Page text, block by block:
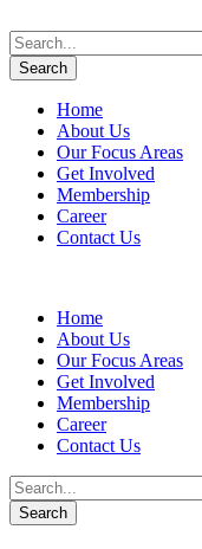
Home
About Us
Our Focus Areas
Get Involved
Membership
Career
Contact Us
Home
About Us
Our Focus Areas
Get Involved
Membership
Career
Contact Us